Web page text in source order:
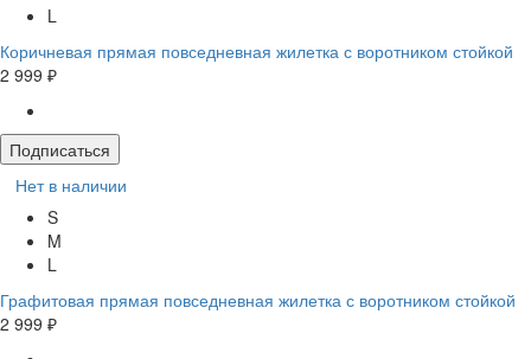
L
Коричневая прямая повседневная жилетка с воротником стойкой
2 999 ₽
Подписаться
Нет в наличии
S
M
L
Графитовая прямая повседневная жилетка с воротником стойкой
2 999 ₽